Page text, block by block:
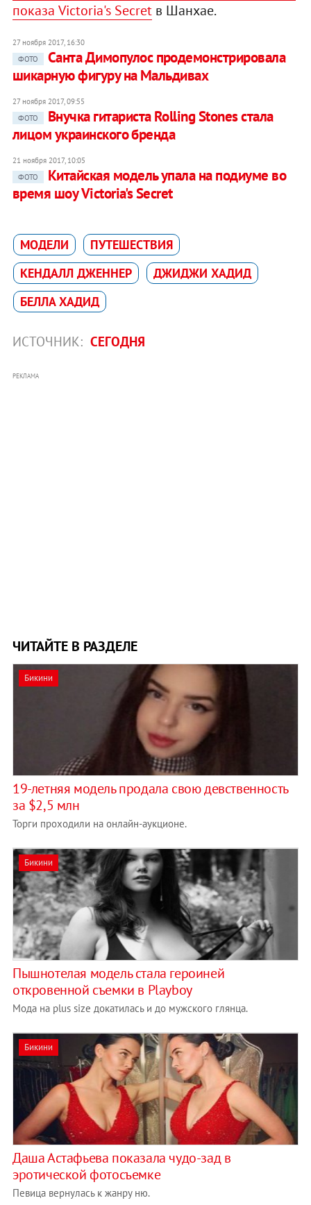
показа Victoria's Secretв Шанхае.
27 ноября 2017, 16:30
ФОТО
Санта Димопулос продемонстрировала
шикарную фигуру на Мальдивах
27 ноября 2017, 09:55
ФОТО
Внучка гитариста Rolling Stones стала
лицом украинского бренда
21 ноября 2017, 10:05
ФОТО
Китайская модель упала на подиуме во
время шоу Victoria's Secret
МОДЕЛИ
ПУТЕШЕСТВИЯ
КЕНДАЛЛ ДЖЕННЕР
ДЖИДЖИ ХАДИД
БЕЛЛА ХАДИД
ИСТОЧНИК: СЕГОДНЯ
РЕКЛАМА
ЧИТАЙТЕ В РАЗДЕЛЕ
Бикини
19-летняя модель продала свою девственность
за $2,5 млн
Торги проходили на онлайн-аукционе.
Бикини
Пышнотелая модель стала героиней
откровенной съемки в Playboy
Мода на plus size докатилась и до мужского глянца.
Бикини
Даша Астафьева показала чудо-зад в
эротической фотосъемке
Певица вернулась к жанру ню.